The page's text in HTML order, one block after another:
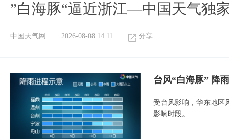
​”白海豚“逼近浙江—中国天气独
中国天气网 2026-08-08 14:11 分享
台风“白海豚” 降
受台风影响，华东地区
影响时段。